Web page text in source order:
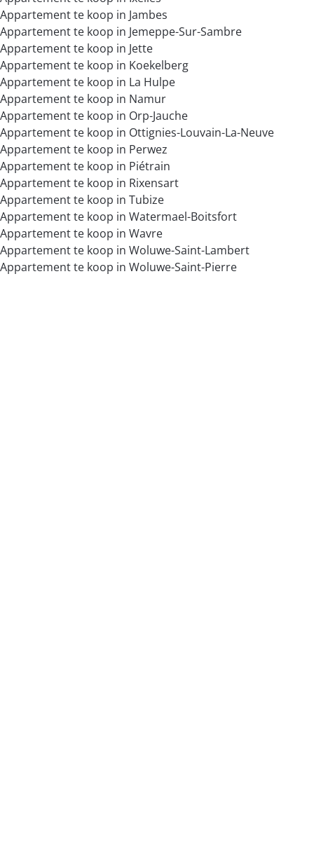
Appartement te koop in Jambes
Appartement te koop in Jemeppe-Sur-Sambre
Appartement te koop in Jette
Appartement te koop in Koekelberg
Appartement te koop in La Hulpe
Appartement te koop in Namur
Appartement te koop in Orp-Jauche
Appartement te koop in Ottignies-Louvain-La-Neuve
Appartement te koop in Perwez
Appartement te koop in Piétrain
Appartement te koop in Rixensart
Appartement te koop in Tubize
Appartement te koop in Watermael-Boitsfort
Appartement te koop in Wavre
Appartement te koop in Woluwe-Saint-Lambert
Appartement te koop in Woluwe-Saint-Pierre